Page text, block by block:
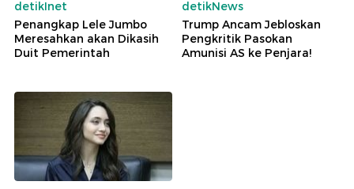
detikInet
Penangkap Lele Jumbo
Meresahkan akan Dikasih
Duit Pemerintah
detikNews
Trump Ancam Jebloskan
Pengkritik Pasokan
Amunisi AS ke Penjara!